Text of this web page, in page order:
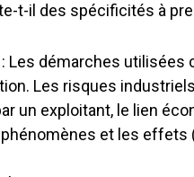
t-il des spécificités à
: Les démarches utilisées
Les risques
un exploitant, le lien
et les